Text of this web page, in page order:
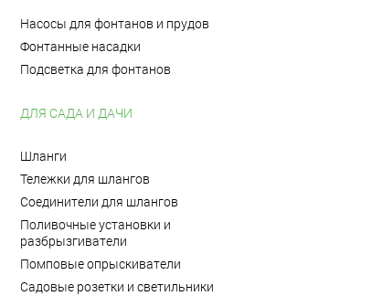
Насосы для фонтанов и прудов
Фонтанные насадки
Подсветка для фонтанов
ДЛЯ САДА И ДАЧИ
Шланги
Тележки для шлангов
Соединители для шлангов
Поливочные установки и
разбрызгиватели
Помповые опрыскиватели
Садовые розетки и светильники